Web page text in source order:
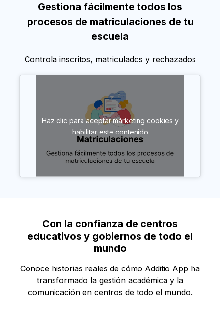
Gestiona fácilmente todos los
procesos de matriculaciones de tu
escuela
Controla inscritos, matriculados y rechazados
Haz clic para aceptar márketing cookies y
habilitar este contenido
Con la confianza de centros
educativos y gobiernos de todo el
mundo
Conoce historias reales de cómo Additio App ha
transformado la gestión académica y la
comunicación en centros de todo el mundo.